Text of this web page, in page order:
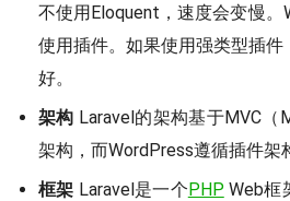
不使用Eloquent，速度会变慢。
使用插件。如果使用强类型插件
好。
架构 Laravel的架构基于MVC（
架构，而WordPress遵循插件架
框架 Laravel是一个PHPWeb框